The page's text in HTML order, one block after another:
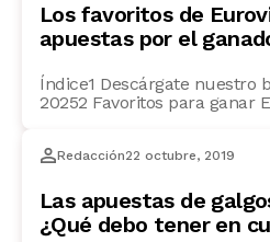
Los favoritos de
apuestas por el
Índice1 Descárgate nuestro
20252 Favoritos para ganar
Eurovisión 2025?9 La criba
frecuentes12 ¿Cuándo es la
2025?13 ¿Cuando
Eurovisión?14 ¿Cuáles […]
Redacción22 octubre, 2019
Las apuestas de
¿Qué debo tener en